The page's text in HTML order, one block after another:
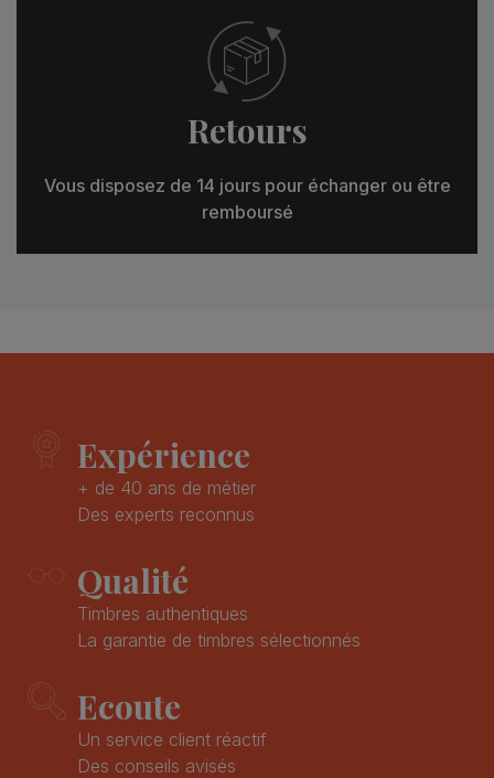
Retours
Vous disposez de 14 jours pour échanger ou être
remboursé
Expérience
+ de 40 ans de métier
Des experts reconnus
Qualité
Timbres authentiques
La garantie de timbres sélectionnés
Ecoute
Un service client réactif
Des conseils avisés